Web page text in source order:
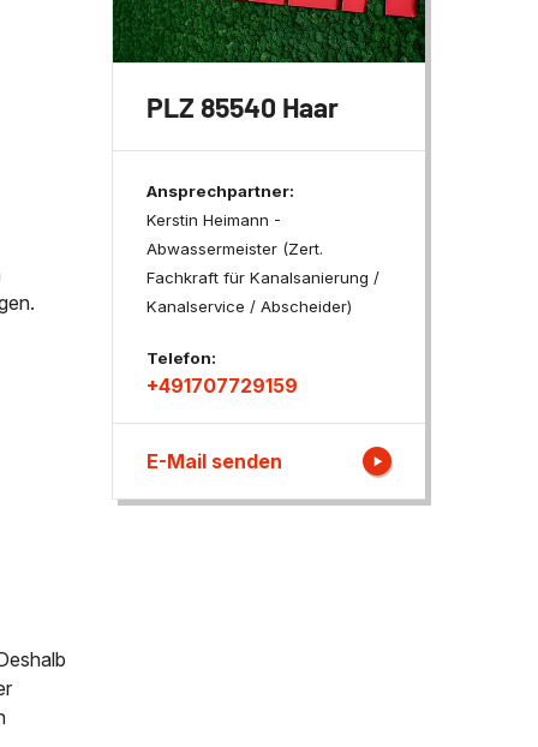
PLZ 85540 Haar
Ansprechpartner:
Kerstin Heimann -
Abwassermeister (Zert.
Fachkraft für Kanalsanierung /
Kanalservice / Abscheider)
Telefon:
+491707729159
E-Mail senden